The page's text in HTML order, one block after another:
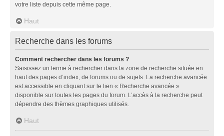
votre liste depuis cette même page.
Haut
Recherche dans les forums
Comment rechercher dans les forums ?
Saisissez un terme à rechercher dans la zone de recherche située en
haut des pages d’index, de forums ou de sujets. La recherche avancée
est accessible en cliquant sur le lien « Recherche avancée »
disponible sur toutes les pages du forum. L’accès à la recherche peut
dépendre des thèmes graphiques utilisés.
Haut